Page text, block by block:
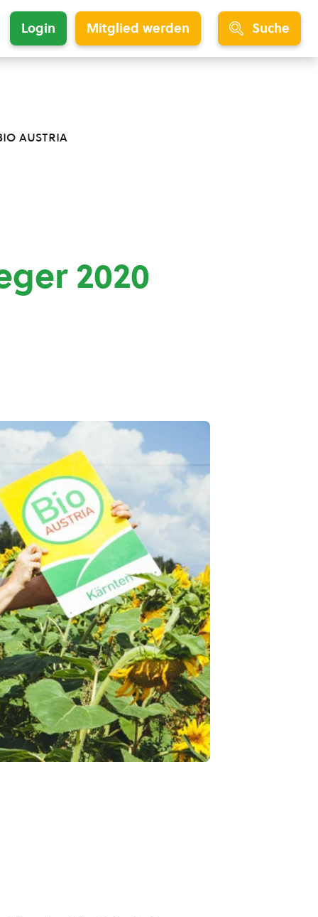
Login Mitglied werden Suche
austria
2020